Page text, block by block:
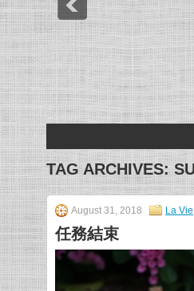
TAG ARCHIVES:
August 31, 2018 La Vie
任務結束